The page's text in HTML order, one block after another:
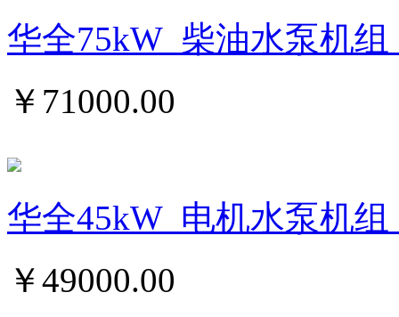
华全75kW_柴油水泵机
￥ 71000.00
华全45kW_电机水泵机
￥49000.00